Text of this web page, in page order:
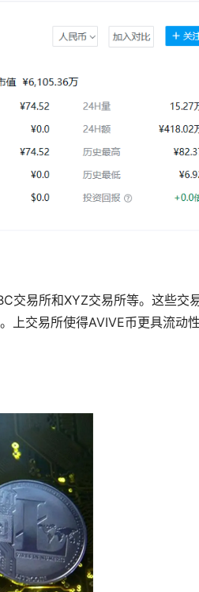
交易所和XYZ交易所等。这些交
上交易所使得AVIVE币更具流动